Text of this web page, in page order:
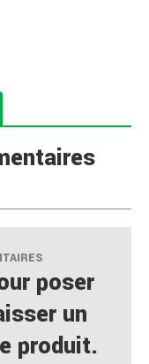
poser
un
produit.